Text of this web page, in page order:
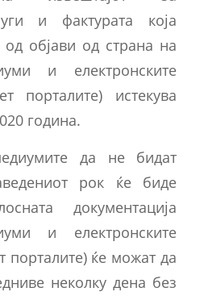
и фактурата која
објави од страна на
и електронските
порталите) истекува
година.
да не бидат
рок ќе биде
документација
и електронските
порталите) ќе можат да
неколку дена без